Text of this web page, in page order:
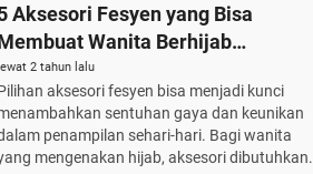
Aksesori Fesyen yang Bisa
Wanita Berhijab
Stylish
lewat 2 tahun lalu
aksesori fesyen bisa menjadi kunci
sentuhan gaya dan keunikan
penampilan sehari-hari. Bagi wanita
mengenakan hijab, aksesori dibutuhkan.